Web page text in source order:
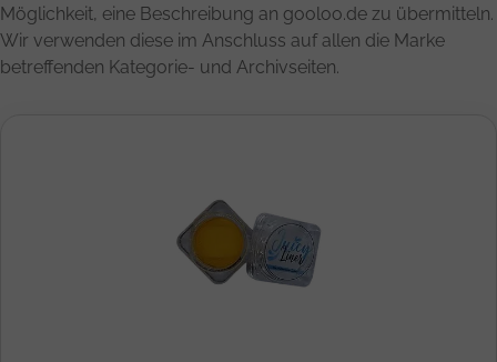
Möglichkeit, eine Beschreibung an gooloo.de zu übermitteln.
Wir verwenden diese im Anschluss auf allen die Marke
betreffenden Kategorie- und Archivseiten.